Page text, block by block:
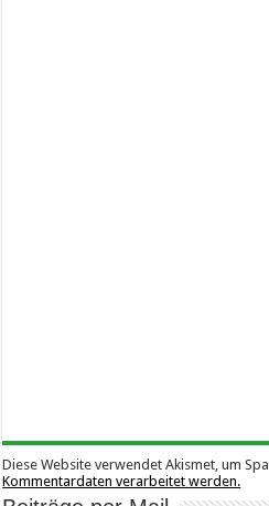
Diese Website verwendet Akismet, um
Kommentardaten verarbeitet werden.